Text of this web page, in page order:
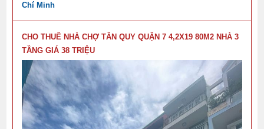
Chí Minh
CHO THUÊ NHÀ CHỢ TÂN QUY QUẬN 7 4,2X19 80M2 NHÀ 3
TẦNG GIÁ 38 TRIỆU